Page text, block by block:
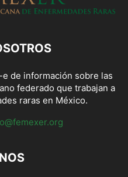
e de información sobre las
federado que trabajan a
raras en México.